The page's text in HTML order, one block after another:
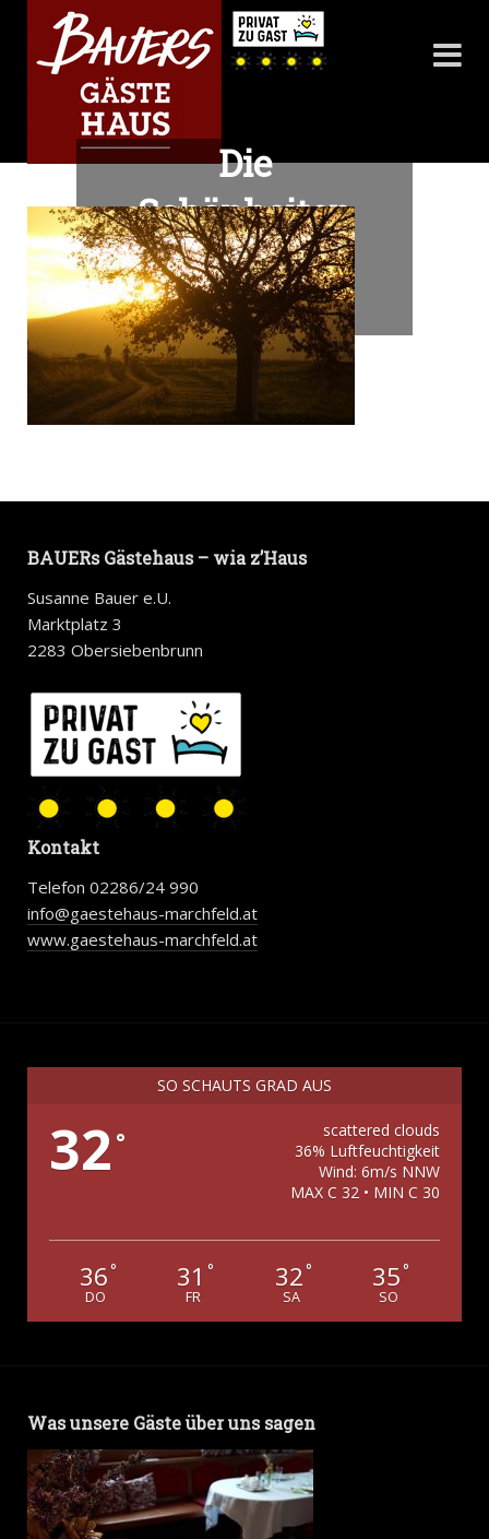
Die
Schönheiten
des
Marchfelds
BAUERs Gästehaus – wia z’Haus
Susanne Bauer e.U.
Marktplatz 3
2283 Obersiebenbrunn
Kontakt
Telefon 02286/24 990
info@gaestehaus-marchfeld.at
www.gaestehaus-marchfeld.at
SO SCHAUTS GRAD AUS
32 °
scattered clouds
36% Luftfeuchtigkeit
Wind: 6m/s NNW
MAX C 32 • MIN C 30
36 °
DO
31 °
FR
32 °
SA
35 °
SO
Was unsere Gäste über uns sagen